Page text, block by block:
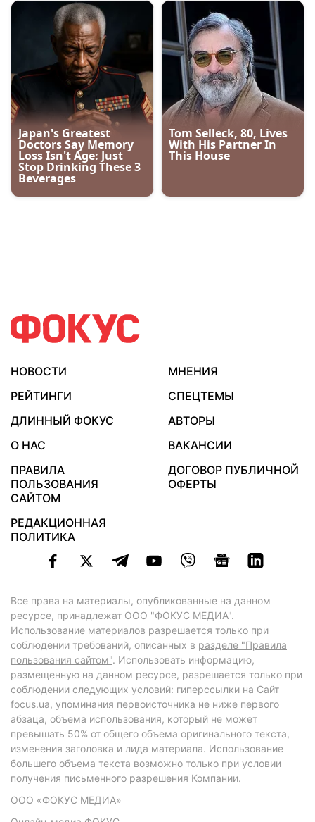
НОВОСТИ
МНЕНИЯ
РЕЙТИНГИ
СПЕЦТЕМЫ
ДЛИННЫЙ ФОКУС
АВТОРЫ
О НАС
ВАКАНСИИ
ПРАВИЛА
ПОЛЬЗОВАНИЯ
САЙТОМ
ДОГОВОР ПУБЛИЧНОЙ
ОФЕРТЫ
РЕДАКЦИОННАЯ
ПОЛИТИКА
Все права на материалы, опубликованные на данном
ресурсе, принадлежат ООО "ФОКУС МЕДИА".
Использование материалов разрешается только при
соблюдении требований, описанных в разделе "Правила
пользования сайтом". Использовать информацию,
размещенную на данном ресурсе, разрешается только при
соблюдении следующих условий: гиперссылки на Сайт
focus.ua, упоминания первоисточника не ниже первого
абзаца, объема использования, который не может
превышать 50% от общего объема оригинального текста,
изменения заголовка и лида материала. Использование
большего объема текста возможно только при условии
получения письменного разрешения Компании.
ООО «ФОКУС МЕДИА»